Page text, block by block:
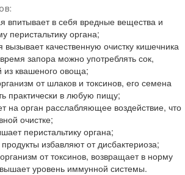
впитывает в себя вредные вещества и
перистальтику органа;
вызывает качественную очистку кишечника
запора можно употреблять сок,
из квашеного овоща;
от шлаков и токсинов, его семена
практически в любую пищу;
на орган расслабляющее воздействие, что
очистке;
перистальтику органа;
избавляют от дисбактериоза;
от токсинов, возвращает в норму
уровень иммунной системы.